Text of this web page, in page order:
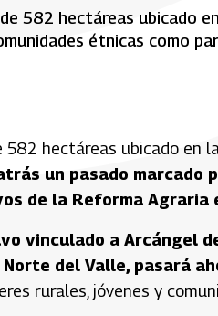
582 hectáreas ubicado
étnicas como
582 hectáreas ubicado en
un pasado marcado
de la Reforma Agraria
vinculado a Arcángel
del Valle, pasará
rurales, jóvenes y